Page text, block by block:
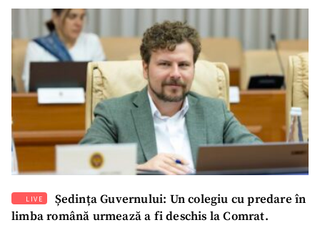
SUSȚINE
LIVE
Ședința Guvernului: Un colegiu cu predare în
limba română urmează a fi deschis la Comrat.